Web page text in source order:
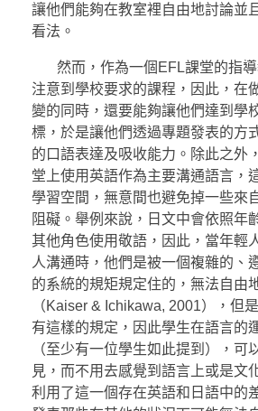
讓他們能夠在教室裡自由地討論並
看法。
然而，作為一個EFL課堂的指導
注意到學校要求的課程，因此，在
變的同時，還要能夠讓他們達到學
標，於是讓他們透過專題發表的方
的口語表達及吸收能力。除此之外
堂上使用英語作為主要溝通語言，
學習空間，無意間也避免掉一些來
阻礙。舉例來說，日文中會依照年
其他角色使用敬語，因此，當年輕
人溝通時，他們是被一個複雜的、
的系統的規矩規定住的，無法自由
（Kaiser & Ichikawa, 2001），但
有這樣的規定，因此學生在語言的
（至少有一位學生如此提到），可
見，而不用去感覺到語言上或是文
利用了這一個存在英語和日語中的